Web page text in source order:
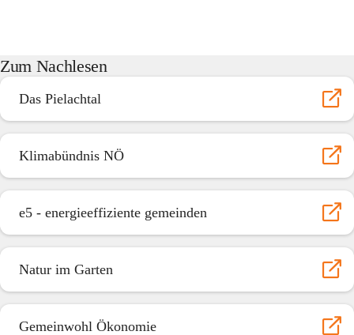
Zum Nachlesen
Das Pielachtal
Klimabündnis NÖ
e5 - energieeffiziente gemeinden
Natur im Garten
Gemeinwohl Ökonomie